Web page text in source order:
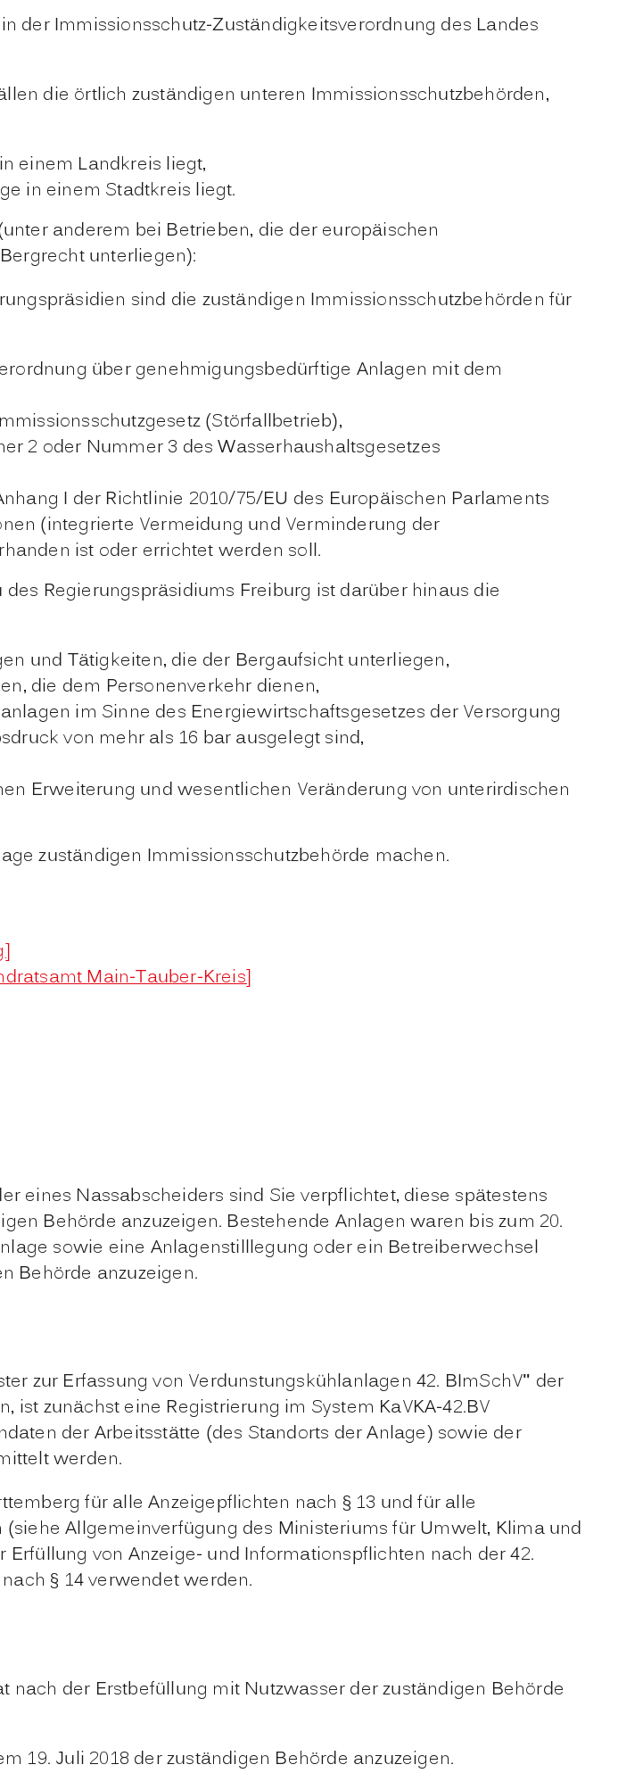
der Immissionsschutz-Zuständigkeitsverordnung des Landes
die örtlich zuständigen unteren Immissionsschutzbehörden,
einem Landkreis liegt,
in einem Stadtkreis liegt.
anderem bei Betrieben, die der europäischen
unterliegen):
sind die zuständigen Immissionsschutzbehörden für
über genehmigungsbedürftige Anlagen mit dem
(Störfallbetrieb),
2 oder Nummer 3 des Wasserhaushaltsgesetzes
I der Richtlinie 2010/75/EU des Europäischen Parlaments
(integrierte Vermeidung und Verminderung der
ist oder errichtet werden soll.
Regierungspräsidiums Freiburg ist darüber hinaus die
und Tätigkeiten, die der Bergaufsicht unterliegen,
die dem Personenverkehr dienen,
im Sinne des Energiewirtschaftsgesetzes der Versorgung
von mehr als 16 bar ausgelegt sind,
Erweiterung und wesentlichen Veränderung von unterirdischen
zuständigen Immissionsschutzbehörde machen.
Main-Tauber-Kreis]
eines Nassabscheiders sind Sie verpflichtet, diese spätestens
Behörde anzuzeigen. Bestehende Anlagen waren bis zum 20.
sowie eine Anlagenstilllegung oder ein Betreiberwechsel
Behörde anzuzeigen.
zur Erfassung von Verdunstungskühlanlagen 42. BImSchV" der
ist zunächst eine Registrierung im System KaVKA-42.BV
der Arbeitsstätte (des Standorts der Anlage) sowie der
werden.
für alle Anzeigepflichten nach § 13 und für alle
(siehe Allgemeinverfügung des Ministeriums für Umwelt, Klima und
von Anzeige- und Informationspflichten nach der 42.
§ 14 verwendet werden.
der Erstbefüllung mit Nutzwasser der zuständigen Behörde
19. Juli 2018 der zuständigen Behörde anzuzeigen.